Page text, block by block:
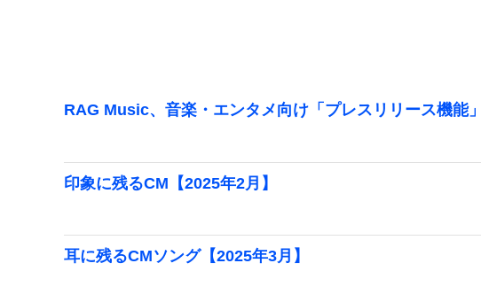
RAG Music、音楽・エンタメ向け「プレスリリース機能
印象に残るCM【2025年2月】
耳に残るCMソング【2025年3月】